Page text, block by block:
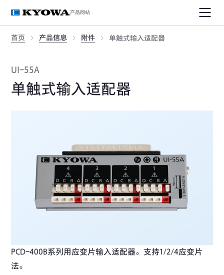
产品网站
首页 产品信息 附件 单触式输入适配器
UI-55A
单触式输入适配器
PCD-400B系列用应变片输入适配器。支持1/2/4应变片
法。